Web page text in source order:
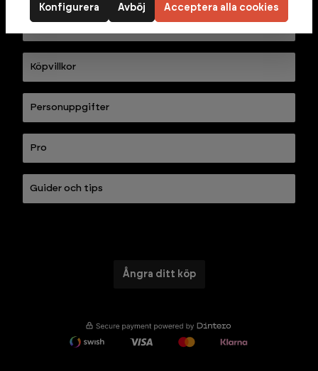
Köpvillkor
Personuppgifter
Pro
Guider och tips
Ångra ditt köp
Avböj
Konfigurera Acceptera alla cookies